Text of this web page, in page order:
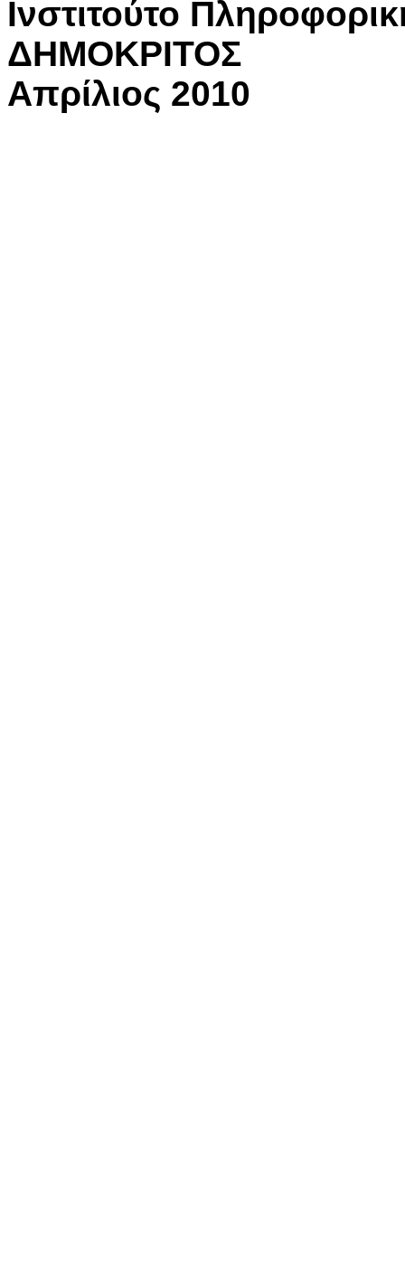
Ινστιτούτο
ΔΗΜΟΚΡΙΤΟΣ
Απρίλιος 2010